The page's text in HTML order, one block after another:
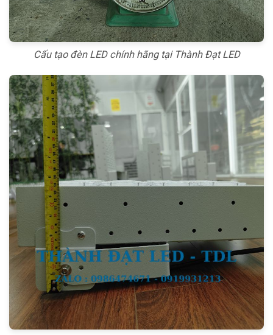
Cấu tạo đèn LED chính hãng tại Thành Đạt LED